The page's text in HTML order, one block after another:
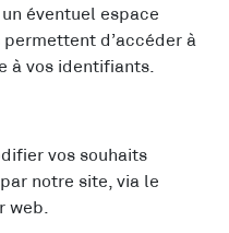
éventuel espace
d’accéder à
à vos identifiants.
vos souhaits
notre site, via le
web.